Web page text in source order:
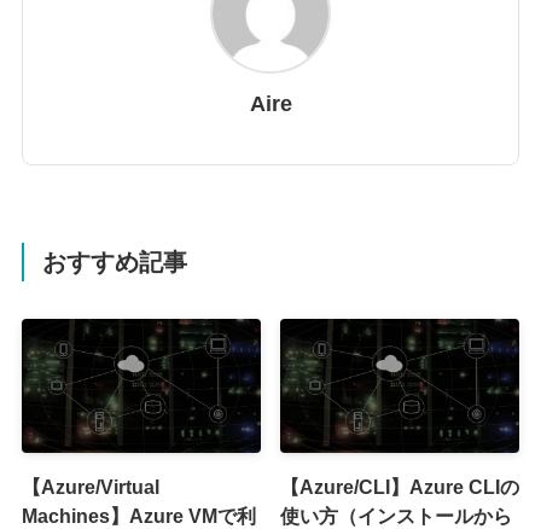
Aire
おすすめ記事
【Azure/Virtual
Machines】Azure VMで利
【Azure/CLI】Azure CLIの
使い方（インストールから